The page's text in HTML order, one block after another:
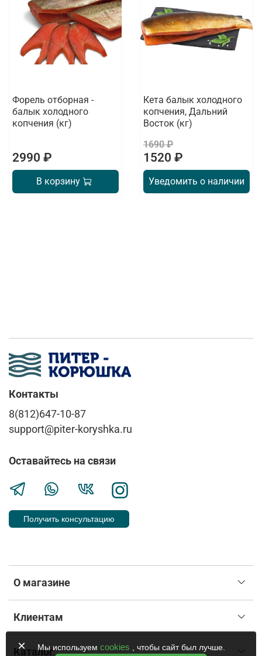
Форель отборная -
балык холодного
копчения (кг)
2990 ₽
В корзину
Кета балык холодного
копчения, Дальний
Восток (кг)
1690 ₽
1520 ₽
Уведомить о наличии
О магазине
Клиентам
Каталог
Контакты
8(812)647-10-87
support@piter-koryshka.ru
Оставайтесь на связи
Получить консультацию
× Мы используем cookies , чтобы сайт был лучше.